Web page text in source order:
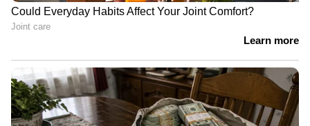
LATEST VIDEOS
പ്രതിപക്ഷം | FCRA Amendment Bill |
Congress